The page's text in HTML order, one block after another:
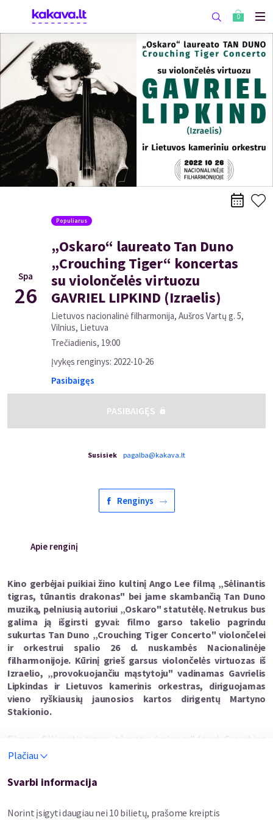
0
Spa
26
Populiarus
„Oskaro“ laureato Tan Duno
„Crouching Tiger“ koncertas
su violončelės virtuozu
GAVRIEL LIPKIND (Izraelis)
Lietuvos nacionalinė filharmonija, Aušros Vartų g. 5,
Vilnius, Lietuva
Trečiadienis, 19:00
Įvykęs renginys: 2022-10-26
Pasibaigęs
PASIBAIGĘS
Susisiek pagalba@kakava.lt
Renginys
Apie renginį
Kino gerbėjai puikiai žino kultinį Ango Lee filmą „Sėlinantis
tigras, tūnantis drakonas" bei jame skambančią Tan Duno
muziką, pelniusią autoriui „Oskaro" statutėlę. Netrukus bus
galima ją išgirsti gyvai: filmo garso takelio pagrindu
sukurtas Tan Duno „Crouching Tiger Concerto" violončelei
ir orkestrui spalio 26 d. nuskambės Nacionalinėje
filharmonijoje. Kūrinį grieš garsus violončelės virtuozas iš
Izraelio, „provokuojančiu mąstytoju" vadinamas Gavrielis
Lipkindas ir Lietuvos kamerinis orkestras, diriguojamas
vieno ryškiausių jaunosios kartos dirigentų Martyno
Stakionio.
Filmas „Sėlinantis tigras, tūnantis drakonas" (angl. Crouching
Tiger Hidden Dragon) buvo sukurtas 2000 m. Tuomet filmas,
vesterno dramos ir gilių metaforų persmelkta derme, laimėjo
net keletą „Oskarų", tarp kurių buvo ir apdovanojimas
kompozitorius šios muzikos pagrindu sukūrė Koncertą
Plačiau
Svarbi informacija
Norint įsigyti daugiau nei 10 bilietų, prašome kreiptis